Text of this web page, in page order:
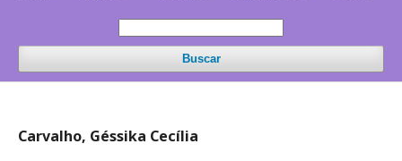
Buscar
Carvalho, Géssika Cecília